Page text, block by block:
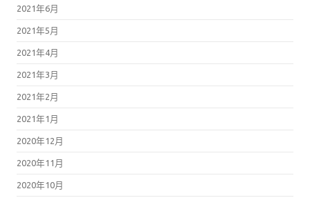
2021年6月
2021年5月
2021年4月
2021年3月
2021年2月
2021年1月
2020年12月
2020年11月
2020年10月